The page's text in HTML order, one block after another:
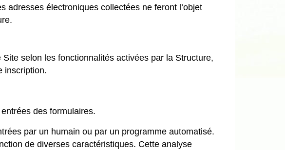
adresses électroniques collectées ne feront l’objet
selon les fonctionnalités activées par la Structure,
inscription.
des formulaires.
par un humain ou par un programme automatisé.
de diverses caractéristiques. Cette analyse